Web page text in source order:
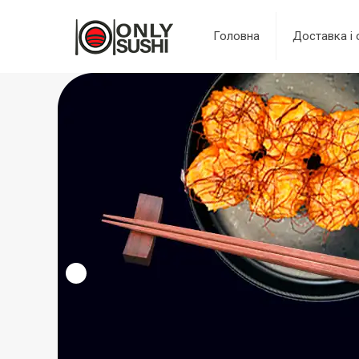
Головна Доставка і